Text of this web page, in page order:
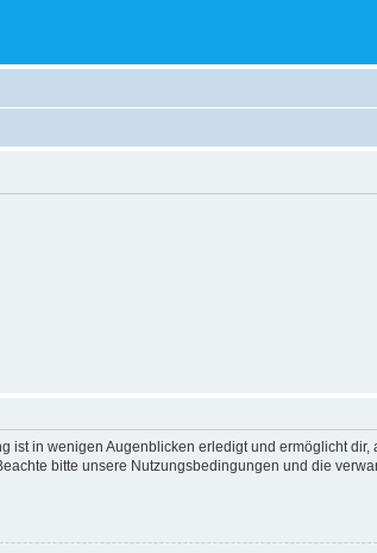
in wenigen Augenblicken erledigt und ermöglicht
bitte unsere Nutzungsbedingungen und die